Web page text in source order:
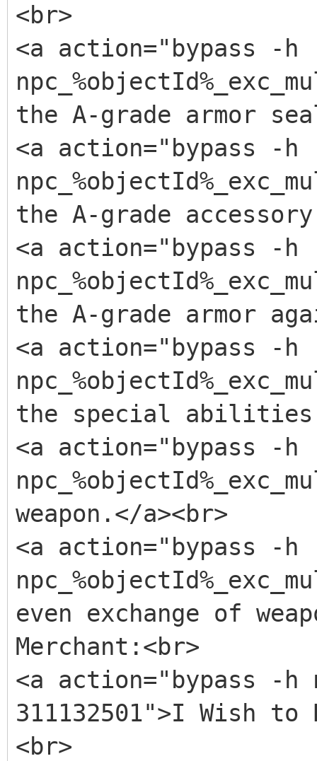
<!-- Silver Nugget
<item id="12">
<ingredient id="57"
<production
</item>
<!-- Cokes -->
<item id="13">
<ingredient id="57"
<production
</item>
<!-- Mithril Ore --
<item id="14">
<ingredient id="57"
<production
</item>
<!-- Compound
<item id="15">
<ingredient id="57"
<production
</item>
<br>
<a action="bypass -h
the A-grade armor
<a action="bypass -h
the A-grade
<a action="bypass -h
the A-grade armor
<a action="bypass -h
the special abilities
<a action="bypass -h
weapon.</a><br>
<a action="bypass -h
even exchange of
Merchant:<br>
<a action="bypass -h
311132501">I Wish to
<br>